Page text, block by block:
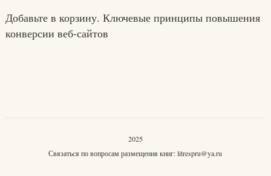
Добавьте в корзину. Ключевые принципы повышения
конверсии веб-сайтов
2025
Связаться по вопросам размещения книг:litrespru@ya.ru